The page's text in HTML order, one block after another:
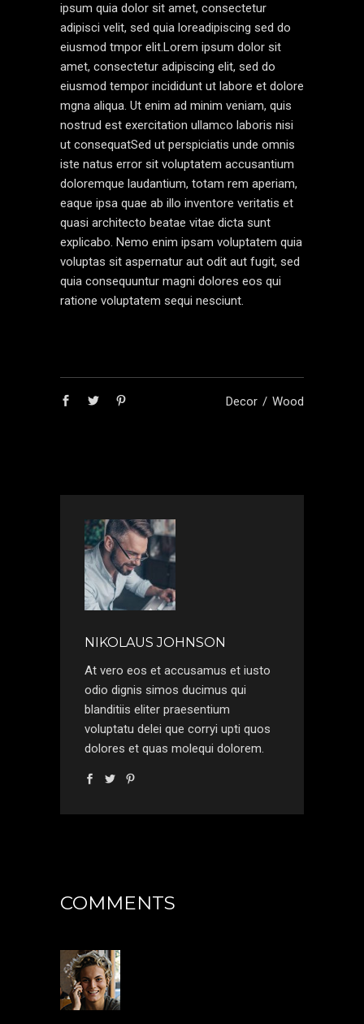
ipsum quia dolor sit amet, consectetur
adipisci velit, sed quia loreadipiscing sed do
eiusmod tmpor elit.Lorem ipsum dolor sit
amet, consectetur adipiscing elit, sed do
eiusmod tempor incididunt ut labore et dolore
mgna aliqua. Ut enim ad minim veniam, quis
nostrud est exercitation ullamco laboris nisi
ut consequatSed ut perspiciatis unde omnis
iste natus error sit voluptatem accusantium
doloremque laudantium, totam rem aperiam,
eaque ipsa quae ab illo inventore veritatis et
quasi architecto beatae vitae dicta sunt
explicabo. Nemo enim ipsam voluptatem quia
voluptas sit aspernatur aut odit aut fugit, sed
quia consequuntur magni dolores eos qui
ratione voluptatem sequi nesciunt.
Decor Wood
NIKOLAUS JOHNSON
At vero eos et accusamus et iusto
odio dignis simos ducimus qui
blanditiis eliter praesentium
voluptatu delei que corryi upti quos
dolores et quas molequi dolorem.
COMMENTS